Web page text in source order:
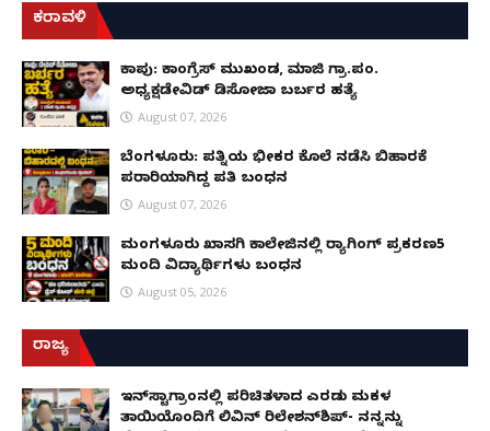
ಕರಾವಳಿ
ಕಾಪು: ಕಾಂಗ್ರೆಸ್ ಮುಖಂಡ, ಮಾಜಿ ಗ್ರಾ.ಪಂ.
ಅಧ್ಯಕ್ಷಡೇವಿಡ್ ಡಿಸೋಜಾ ಬರ್ಬರ ಹತ್ಯೆ
August 07, 2026
ಬೆಂಗಳೂರು: ಪತ್ನಿಯ ಭೀಕರ ಕೊಲೆ ನಡೆಸಿ ಬಿಹಾರಕ್ಕೆ
ಪರಾರಿಯಾಗಿದ್ದ ಪತಿ ಬಂಧನ
August 07, 2026
ಮಂಗಳೂರು ಖಾಸಗಿ ಕಾಲೇಜಿನಲ್ಲಿ ರ‌್ಯಾಗಿಂಗ್ ಪ್ರಕರಣ5
ಮಂದಿ ವಿದ್ಯಾರ್ಥಿಗಳು ಬಂಧನ
August 05, 2026
ರಾಜ್ಯ
ಇನ್​ಸ್ಟಾಗ್ರಾಂನಲ್ಲಿ ಪರಿಚಿತಳಾದ ಎರಡು ಮಕ್ಕಳ
ತಾಯಿಯೊಂದಿಗೆ ಲಿವಿನ್ ರಿಲೇಶನ್​ಶಿಪ್- ನನ್ನನ್ನು